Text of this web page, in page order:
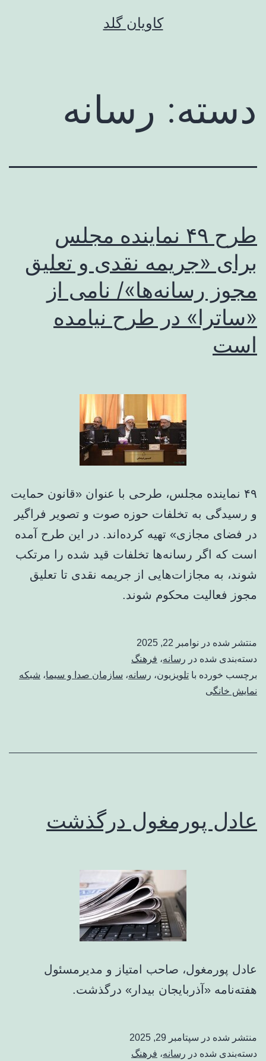
کاویان گلد
دسته: رسانه
طرح ۴۹ نماینده مجلس
برای «جریمه نقدی و تعلیق
مجوز رسانه‌ها»/ نامی از
«ساترا» در طرح نیامده
است
۴۹ نماینده مجلس، طرحی با عنوان «قانون حمایت
و رسیدگی به تخلفات حوزه صوت و تصویر فراگیر
در فضای مجازی» تهیه کرده‌اند. در این طرح آمده
است که اگر رسانه‌ها تخلفات قید شده را مرتکب
شوند، به مجازات‌هایی از جریمه نقدی تا تعلیق
مجوز فعالیت محکوم شوند.
منتشر شده در نوامبر 22, 2025
دسته‌بندی شده در رسانه، فرهنگ
برچسب خورده با تلویزیون، رسانه، سازمان صدا و سیما، شبکه
نمایش خانگی
عادل پورمغول درگذشت
عادل پورمغول، صاحب امتیاز و مدیرمسئول
هفته‌نامه «آذربایجان بیدار» درگذشت.
منتشر شده در سپتامبر 29, 2025
دسته‌بندی شده در رسانه، فرهنگ